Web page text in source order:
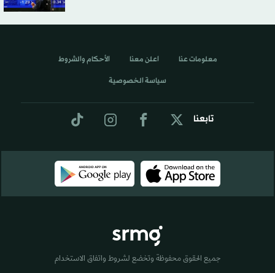
تابعنا
معلومات عنا اعلن معنا الأحكام والشروط
سياسة الخصوصية
جميع الحقوق محفوظة وتخضع لشروط واتفاق الاستخدام